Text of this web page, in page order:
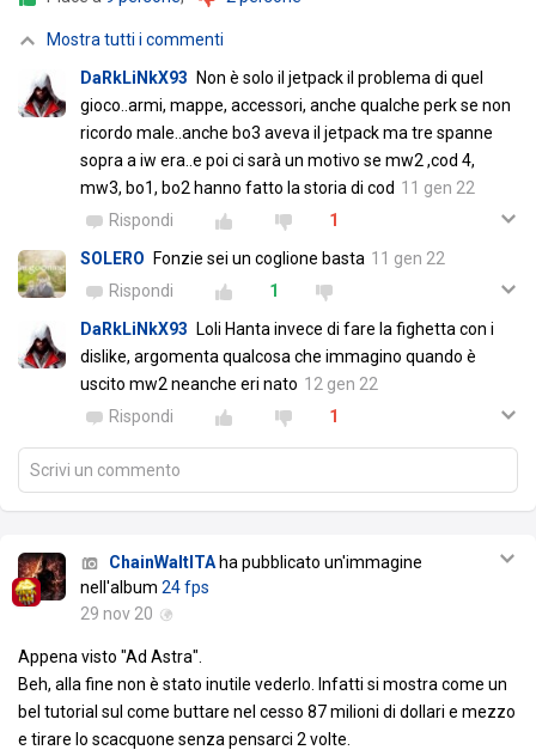
Mostra tutti i commenti
DaRkLiNkX93
Non è solo il jetpack il problema di quel
gioco..armi, mappe, accessori, anche qualche perk se non
ricordo male..anche bo3 aveva il jetpack ma tre spanne
sopra a iw era..e poi ci sarà un motivo se mw2 ,cod 4,
mw3, bo1, bo2 hanno fatto la storia di cod 11 gen 22
Rispondi
1
SOLERO
Fonzie sei un coglione basta 11 gen 22
Rispondi
1
DaRkLiNkX93
Loli Hanta invece di fare la fighetta con i
dislike, argomenta qualcosa che immagino quando è
uscito mw2 neanche eri nato 12 gen 22
Rispondi
1
Scrivi un commento
ChainWaltITAha pubblicato un'immagine
nell'album 24 fps
29 nov 20
Appena visto "Ad Astra".
Beh, alla fine non è stato inutile vederlo. Infatti si mostra come un
bel tutorial sul come buttare nel cesso 87 milioni di dollari e mezzo
e tirare lo scacquone senza pensarci 2 volte.